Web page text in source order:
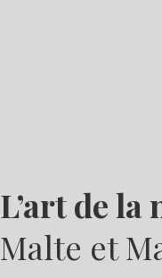
L’art de la
Malte et